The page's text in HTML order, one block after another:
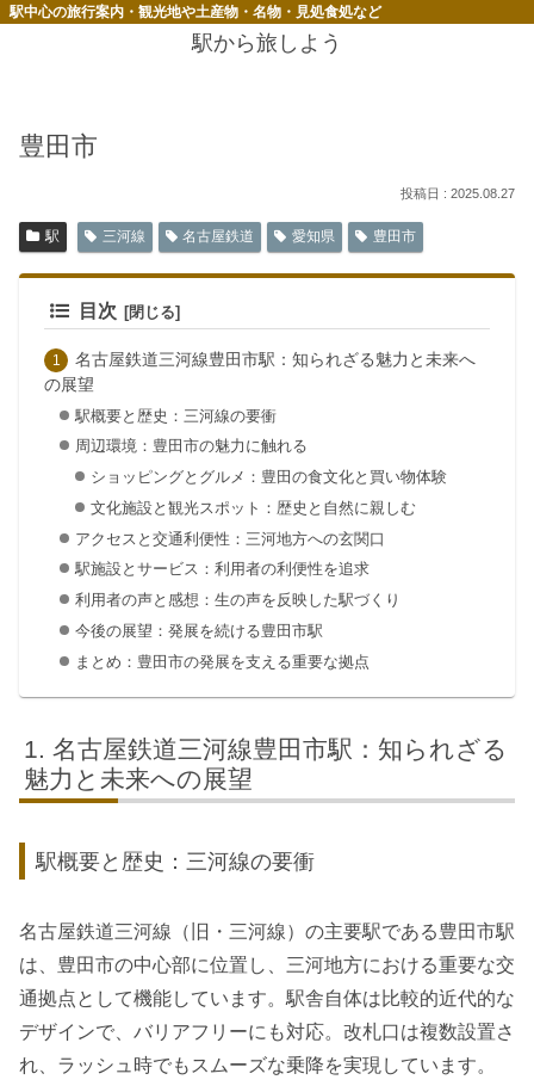
駅中心の旅行案内・観光地や土産物・名物・見処食処など
駅から旅しよう
豊田市
2025.08.27
駅 三河線 名古屋鉄道 愛知県 豊田市
目次
名古屋鉄道三河線豊田市駅：知られざる魅力と未来へ
の展望
駅概要と歴史：三河線の要衝
周辺環境：豊田市の魅力に触れる
ショッピングとグルメ：豊田の食文化と買い物体験
文化施設と観光スポット：歴史と自然に親しむ
アクセスと交通利便性：三河地方への玄関口
駅施設とサービス：利用者の利便性を追求
利用者の声と感想：生の声を反映した駅づくり
今後の展望：発展を続ける豊田市駅
まとめ：豊田市の発展を支える重要な拠点
名古屋鉄道三河線豊田市駅：知られざる
魅力と未来への展望
駅概要と歴史：三河線の要衝
名古屋鉄道三河線（旧・三河線）の主要駅である豊田市駅
は、豊田市の中心部に位置し、三河地方における重要な交
通拠点として機能しています。駅舎自体は比較的近代的な
デザインで、バリアフリーにも対応。改札口は複数設置さ
れ、ラッシュ時でもスムーズな乗降を実現しています。